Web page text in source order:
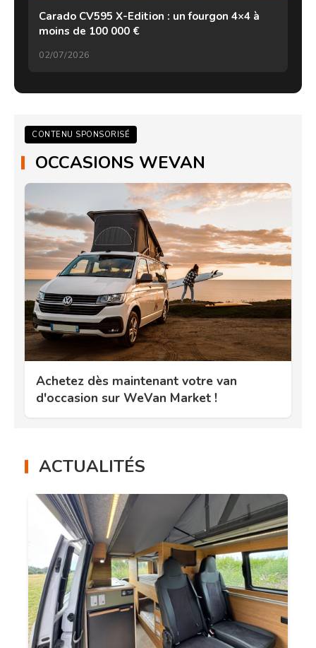
Carado CV595 X-Edition : un fourgon 4×4 à
moins de 100 000 €
02/07/2026
CONTENU SPONSORISÉ
OCCASIONS WEVAN
Achetez dès maintenant votre van
d'occasion sur WeVan Market !
ACTUALITÉS